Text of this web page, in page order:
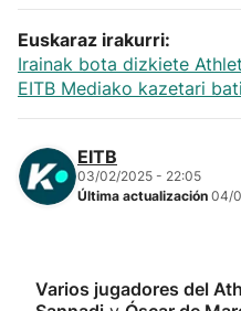
"Helmuga"
Euskaraz irakurri:
Irainak bota dizkiete
EITB Mediako kazetari
EITB
03/02/2025 - 22:05
Última actualización 04/
Varios jugadores del